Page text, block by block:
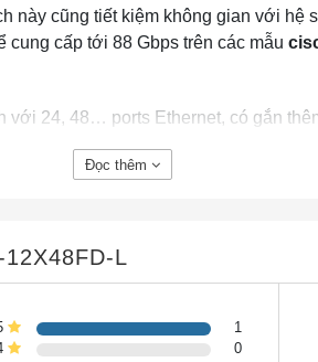
này cũng tiết kiệm không gian với hệ
cấp tới 88 Gbps trên các mẫu
với 24, 48… ports Ethernet, có gắn
nối WAN nhưng cần đến chức năng
Đọc thêm
L
1
0